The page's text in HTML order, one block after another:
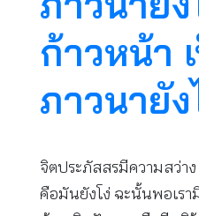
ก้าวหน้า
ภาวนายั
จิตประภัสสรมีความสว่า
คือมันยังโง่ ฉะนั้นพอเรา